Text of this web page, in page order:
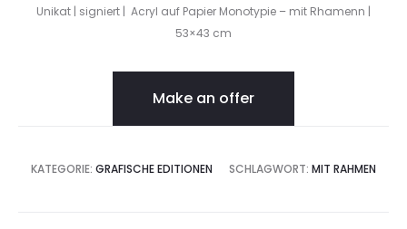
Unikat | signiert | Acryl auf Papier Monotypie – mit Rhamenn |
53×43 cm
Make an offer
KATEGORIE: GRAFISCHE EDITIONEN SCHLAGWORT: MIT RAHMEN